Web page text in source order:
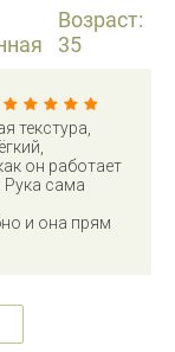
Возраст:
35
текстура,
он работает
Рука сама
и она прям